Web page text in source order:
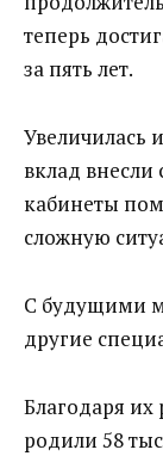
теперь
за пять лет.
Увеличилась
вклад
кабинеты
сложную
С будущими
другие
Благодаря
родили 58